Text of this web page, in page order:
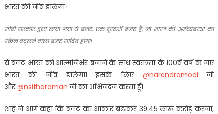
भारत की नींव डालेगा।
मोदी सरकार द्वारा लाया गया ये बजट, एक दूरदर्शी बजट है, जो भारत की अर्थव्यवस्था का
स्केल बदलने वाला बजट साबित होगा।
ये बजट भारत को आत्मनिर्भर बनाने के साथ स्वतंत्रता के 100वें वर्ष के नए
भारत की नींव डालेगा। इसके लिए@narendramodi जी
और@nsitharaman जी का अभिनंदन करता हूँ।
शाह ने आगे कहा कि बजट का आकार बढ़ाकर 39.45 लाख करोड़ करना,